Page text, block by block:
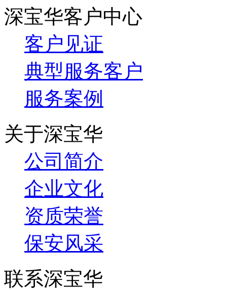
深宝华客户中心
客户见证
典型服务客户
服务案例
关于深宝华
公司简介
企业文化
资质荣誉
保安风采
联系深宝华